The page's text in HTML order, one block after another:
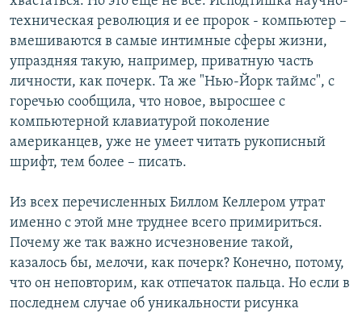
техническая революция и ее пророк - компьютер –
вмешиваются в самые интимные сферы жизни,
упраздняя такую, например, приватную часть
личности, как почерк. Та же "Нью-Йорк таймс", с
горечью сообщила, что новое, выросшее с
компьютерной клавиатурой поколение
американцев, уже не умеет читать рукописный
шрифт, тем более – писать.
Из всех перечисленных Биллом Келлером утрат
именно с этой мне труднее всего примириться.
Почему же так важно исчезновение такой,
казалось бы, мелочи, как почерк? Конечно, потому,
что он неповторим, как отпечаток пальца. Но если в
последнем случае об уникальности рисунка